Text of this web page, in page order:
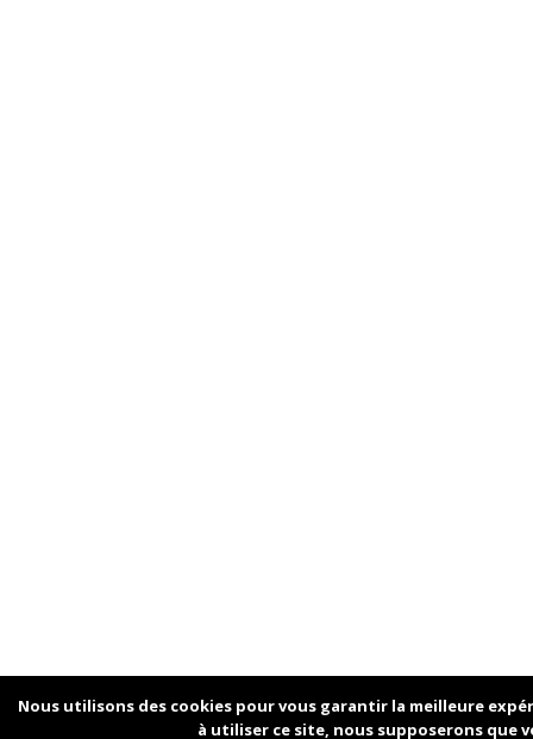
Nous utilisons des cookies pour vous garantir la meilleure
à utiliser ce site, nous supposerons que